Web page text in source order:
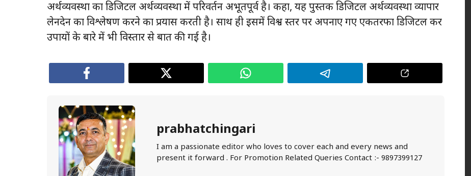
अर्थव्यवस्था का डिजिटल अर्थव्यवस्था में परिवर्तन अभूतपूर्व है। कहा, यह पुस्तक डिजिटल अर्थव्यवस्था व्यापार
लेनदेन का विश्लेषण करने का प्रयास करती है। साथ ही इसमें विश्व स्तर पर अपनाए गए एकतरफा डिजिटल कर
उपायों के बारे में भी विस्तार से बात की गई है।
prabhatchingari
I am a passionate editor who loves to cover each and every news and
present it forward . For Promotion Related Queries Contact :- 9897399127